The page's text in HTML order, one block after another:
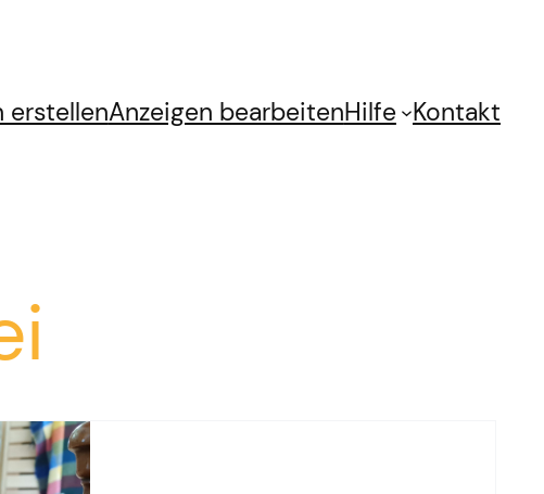
erstellenAnzeigen bearbeitenHilfe Kontakt